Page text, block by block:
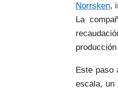
Norrsken,
La
Este paso
escala, un